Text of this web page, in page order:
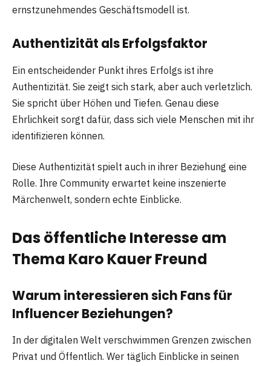
ernstzunehmendes Geschäftsmodell ist.
Authentizität als Erfolgsfaktor
Ein entscheidender Punkt ihres Erfolgs ist ihre
Authentizität. Sie zeigt sich stark, aber auch verletzlich.
Sie spricht über Höhen und Tiefen. Genau diese
Ehrlichkeit sorgt dafür, dass sich viele Menschen mit ihr
identifizieren können.
Diese Authentizität spielt auch in ihrer Beziehung eine
Rolle. Ihre Community erwartet keine inszenierte
Märchenwelt, sondern echte Einblicke.
Das öffentliche Interesse am
Thema Karo Kauer Freund
Warum interessieren sich Fans für
Influencer Beziehungen?
In der digitalen Welt verschwimmen Grenzen zwischen
Privat und Öffentlich. Wer täglich Einblicke in seinen